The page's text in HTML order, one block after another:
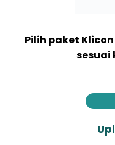
Pilih paket
sesuai